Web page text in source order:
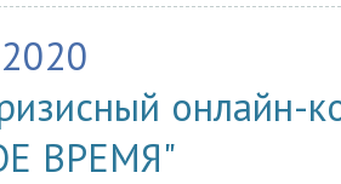
онлайн-
ВРЕМЯ"